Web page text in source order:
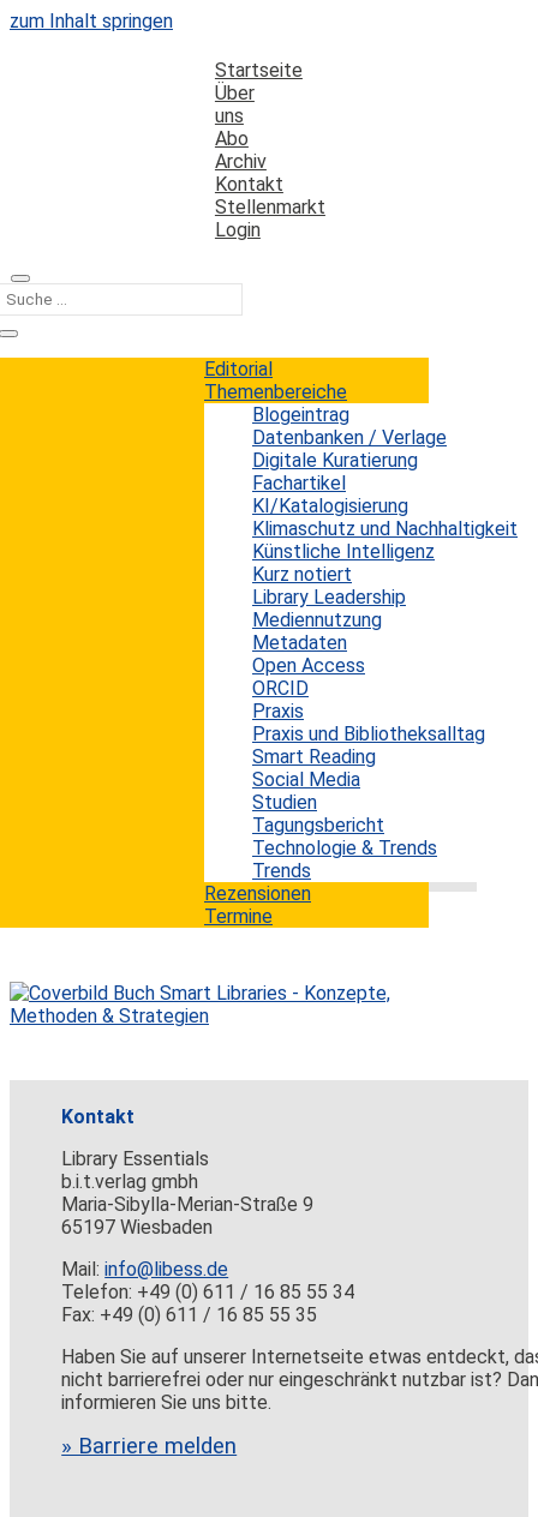
zum Inhalt springen
Startseite
Über
uns
Abo
Archiv
Kontakt
Stellenmarkt
Login
Editorial
Themenbereiche
Blogeintrag
Datenbanken / Verlage
Digitale Kuratierung
Fachartikel
KI/Katalogisierung
Klimaschutz und Nachhaltigkeit
Künstliche Intelligenz
Kurz notiert
Library Leadership
Mediennutzung
Metadaten
Open Access
ORCID
Praxis
Praxis und Bibliotheksalltag
Smart Reading
Social Media
Studien
Tagungsbericht
Technologie & Trends
Trends
Rezensionen
Termine
Kategorie
E-Medien
E-Medien erfordern neue Leihmodelle
Ein für Bibliotheken teures und ärgerliches Phänomen
verbreitet sich in den letzten Jahren: ausgeliehene
digitale Inhalte, die von den Benutzern nie geöffnet
oder heruntergeladen, d. h. gar nicht genutzt werden.
Anhand der Fallstudie einer kanadischen Bibliothek wird
untersucht, wie groß dieses Problem inzwischen ist,
und ob es sich eventuell ausweitet. Die erhaltenen
Resultate deuten darauf hin, dass Bibliotheken ihre
bestehenden Ausleihmodelle überdenken sollten. Im
Kontakt
Library Essentials
b.i.t.verlag gmbh
Maria-Sibylla-Merian-Straße 9
65197 Wiesbaden
Mail:info@libess.de
Telefon: +49 (0) 611 / 16 85 55 34
Fax: +49 (0) 611 / 16 85 55 35
Haben Sie auf unserer Internetseite etwas entdeckt,
nicht barrierefrei oder nur eingeschränkt nutzbar ist?
informieren Sie uns bitte.
» Barriere melden